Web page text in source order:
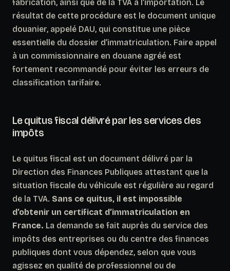
fabrication, ainsi que de la TVA à l’importation. Le
résultat de cette procédure est le document unique
douanier, appelé DAU, qui constitue une pièce
essentielle du dossier d’immatriculation. Faire appel
à un commissionnaire en douane agréé est
fortement recommandé pour éviter les erreurs de
classification tarifaire.
Le quitus fiscal délivré par les services des
impôts
Le quitus fiscal est un document délivré par la
Direction des Finances Publiques attestant que la
situation fiscale du véhicule est régulière au regard
de la TVA. Sans ce quitus, il est impossible
d’obtenir un certificat d’immatriculation en
France. La demande se fait auprès du service des
impôts des entreprises ou du centre des finances
publiques dont vous dépendez, selon que vous
agissez en qualité de professionnel ou de